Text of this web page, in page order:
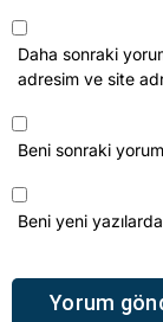
Daha sonraki
adresim ve site
Beni sonraki
Beni yeni